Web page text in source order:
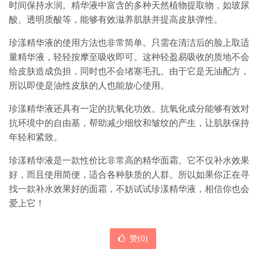
时间保持水润。精华液中富含的多种天然植物提取物，如玻尿
酸、透明质酸等，能够有效滋养肌肤并提高皮肤弹性。
珍漾精华液的使用方法也非常简单。只需在清洁后的脸上取适
量精华液，轻轻按摩至吸收即可。这种轻盈易吸收的质地不会
给皮肤造成负担，同时也不会堵塞毛孔。由于它是无油配方，
所以即使是油性皮肤的人也能放心使用。
珍漾精华液还具有一定的抗氧化功效。抗氧化成分能够有效对
抗环境中的自由基，帮助减少细纹和皱纹的产生，让肌肤保持
年轻和紧致。
珍漾精华液是一款性价比非常高的精华面霜。它不仅补水效果
好，而且使用简便，适合各种肤质的人群。所以如果你正在寻
找一款补水效果好的面霜，不妨试试珍漾精华液，相信你也会
爱上它！
赞(0)